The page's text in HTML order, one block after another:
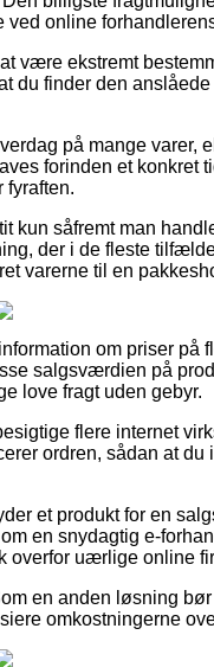
online
være ekstremt
du finder den
på mange varer,
forinden et konkret
fyraften.
kun såfremt man
der i de fleste
varerne til en
om priser på
salgsværdien på
love fragt uden gebyr.
flere internet
ordren, sådan at du
et produkt for en
en snydagtig e-
overfor uærlige online
en anden løsning
omkostningerne